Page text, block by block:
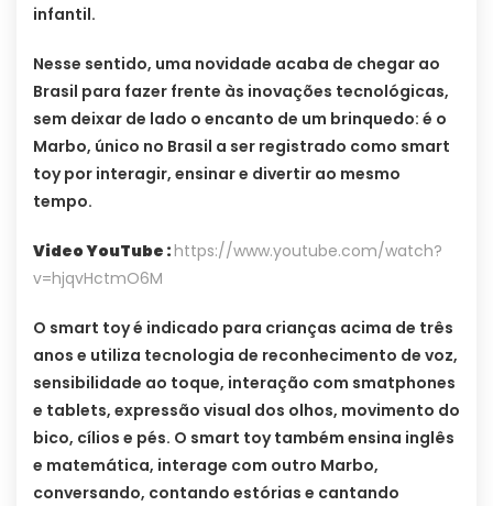
infantil.
Nesse sentido, uma novidade acaba de chegar ao
Brasil para fazer frente às inovações tecnológicas,
sem deixar de lado o encanto de um brinquedo: é o
Marbo, único no Brasil a ser registrado como smart
toy por interagir, ensinar e divertir ao mesmo
tempo.
Video YouTube :https://www.youtube.com/watch?
v=hjqvHctmO6M
O smart toy é indicado para crianças acima de três
anos e utiliza tecnologia de reconhecimento de voz,
sensibilidade ao toque, interação com smatphones
e tablets, expressão visual dos olhos, movimento do
bico, cílios e pés. O smart toy também ensina inglês
e matemática, interage com outro Marbo,
conversando, contando estórias e cantando